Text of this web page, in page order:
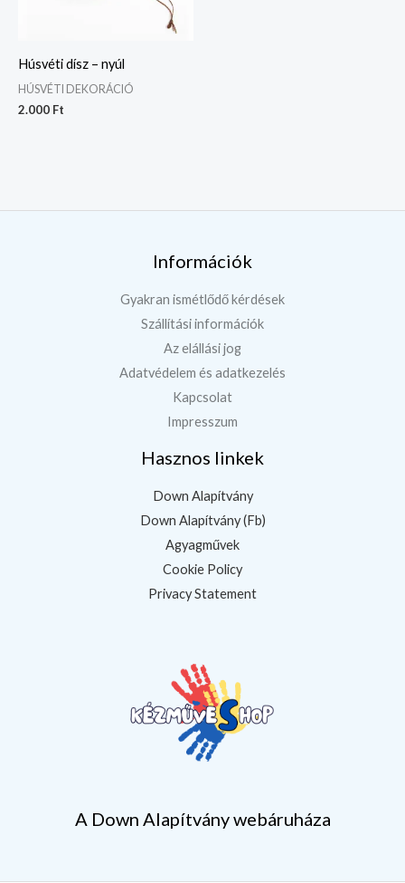
Húsvéti dísz – nyúl
HÚSVÉTI DEKORÁCIÓ
2.000 Ft
Információk
Gyakran ismétlődő kérdések
Szállítási információk
Az elállási jog
Adatvédelem és adatkezelés
Kapcsolat
Impresszum
Hasznos linkek
Down Alapítvány
Down Alapítvány (Fb)
Agyagművek
Cookie Policy
Privacy Statement
A Down Alapítvány webáruháza